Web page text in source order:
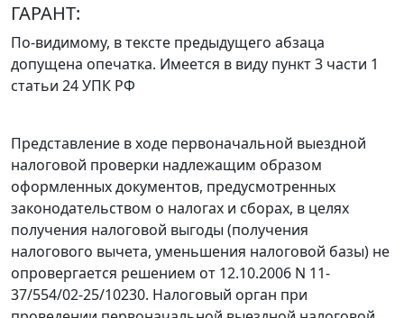
ГАРАНТ:
По-видимому, в тексте предыдущего абзаца
допущена опечатка. Имеется в виду пункт 3 части 1
статьи 24 УПК РФ
Представление в ходе первоначальной выездной
налоговой проверки надлежащим образом
оформленных документов, предусмотренных
законодательством о налогах и сборах, в целях
получения налоговой выгоды (получения
налогового вычета, уменьшения налоговой базы) не
опровергается решением от 12.10.2006 N 11-
37/554/02-25/10230. Налоговый орган при